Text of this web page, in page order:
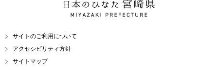
日本のひなた 宮崎県
MIYAZAKI PREFECTURE
サイトのご利用について
アクセシビリティ方針
サイトマップ